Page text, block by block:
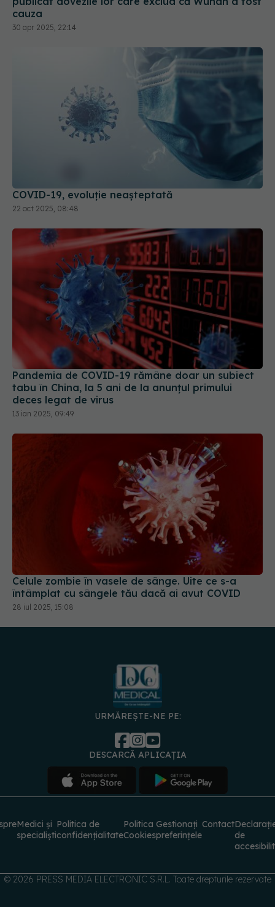
Pandemia de COVID-19 rămâne doar un subiect
tabu în China, la 5 ani de la anunțul primului
deces legat de virus
13 ian 2025, 09:49
Celule zombie în vasele de sânge. Uite ce s-a
întâmplat cu sângele tău dacă ai avut COVID
28 iul 2025, 15:08
URMĂREȘTE-NE PE:
DESCARCĂ APLICAȚIA
Medici și Politica de
Politica Gestionați Contact
© 2026 PRESS MEDIA ELECTRONIC S.R.L. Toate drepturile rezervate